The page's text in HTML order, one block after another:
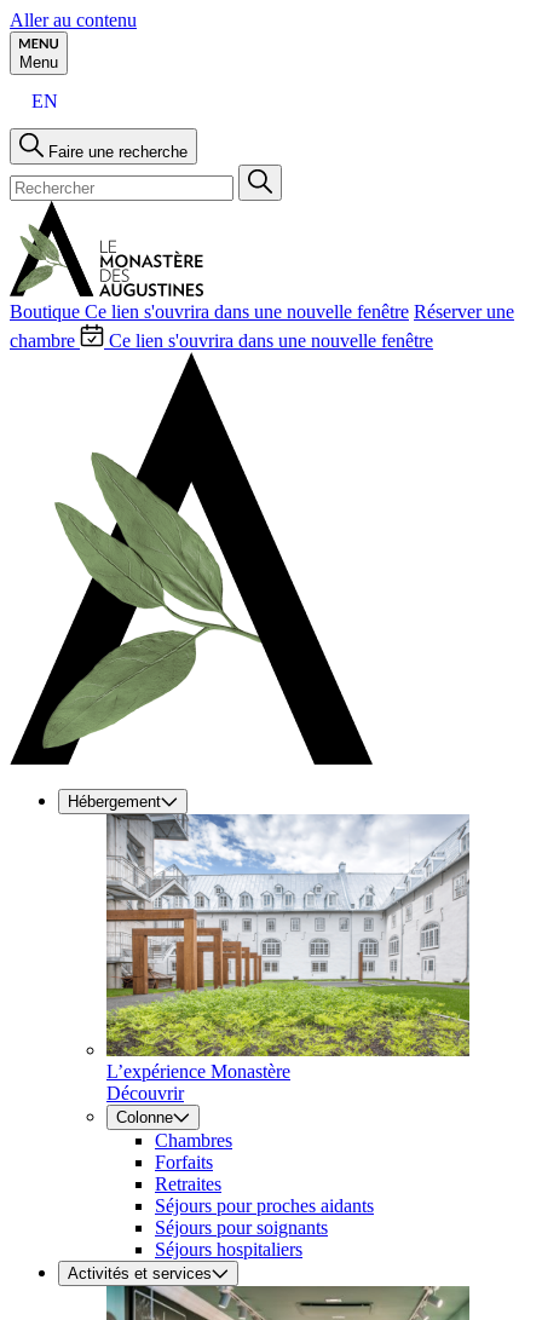
Aller au contenu
Menu
EN
Faire une recherche
Boutique Ce lien s'ouvrira dans une nouvelle fenêtre Réserver une
chambre
Ce lien s'ouvrira dans une nouvelle fenêtre
Hébergement
L’expérience Monastère
Découvrir
Colonne
Chambres
Forfaits
Retraites
Séjours pour proches aidants
Séjours pour soignants
Séjours hospitaliers
Activités et services